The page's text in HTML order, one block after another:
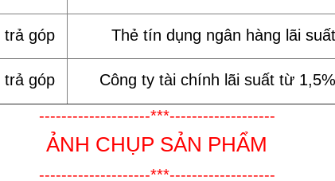
trả góp Thẻ tín dụng ngân hàng lãi
trả góp Công ty tài chính lãi suất từ
--------------------***-------------------
ẢNH CHỤP SẢN PHẨM
--------------------***-------------------